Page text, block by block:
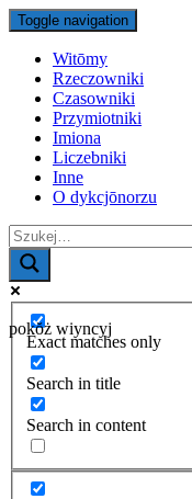
Toggle navigation
Witōmy
Rzeczowniki
Czasowniki
Przymiotniki
Imiona
Liczebniki
Inne
O dykcjōnorzu
pokŏż wiyncyj
Exact matches only
Search in title
Search in content